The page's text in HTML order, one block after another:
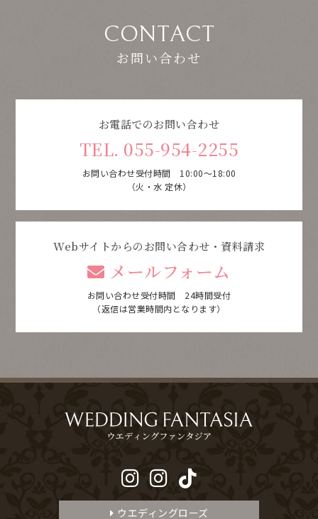
CONTACT
お問い合わせ
お電話でのお問い合わせ
TEL. 055-954-2255
お問い合わせ受付時間 10:00～18:00
（火・水 定休）
Webサイトからのお問い合わせ・資料請求
メールフォーム
お問い合わせ受付時間 24時間受付
（返信は営業時間内となります）
ウエディングローズ